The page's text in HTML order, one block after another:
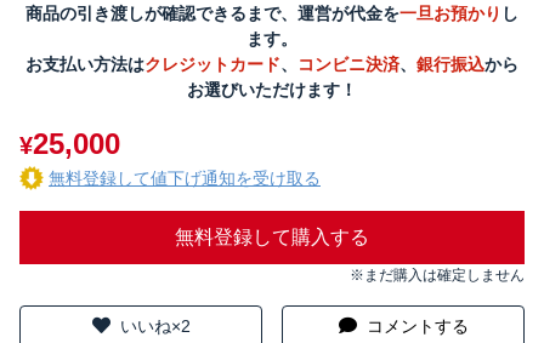
商品の引き渡しが確認できるまで、運営が代金を一旦お預かり し
ます。
お支払い方法はクレジットカード、 コンビニ決済、 銀行振込から
お選びいただけます！
¥25,000
無料登録して値下げ通知を受け取る
無料登録して購入する
※まだ購入は確定しません
いいね×2 コメントする